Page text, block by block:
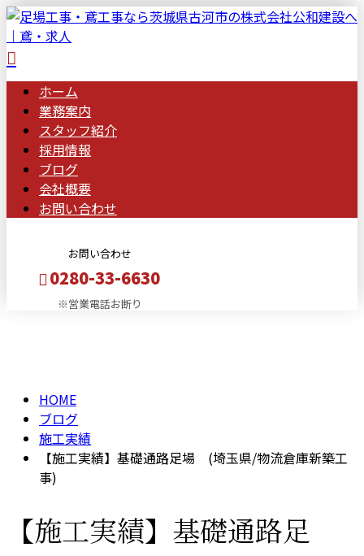
ホーム
業務案内
スタッフ紹介
採用情報
ブログ
会社概要
お問い合わせ
お問い合わせ
0280-33-6630
※営業電話お断り
HOME
ブログ
施工実績
【施工実績】基礎通路足場 (埼玉県/物流倉庫新築工
事)
【施工実績】基礎通路足